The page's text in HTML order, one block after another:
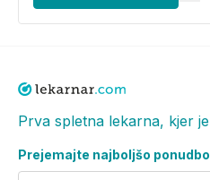
Prva spletna lekarna, kjer
Prejemajte najboljšo